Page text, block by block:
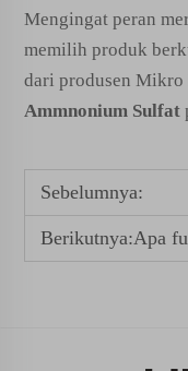
Mengingat peran
memilih produk
dari produsen Mikro
Ammnonium Sulfat
Sebelumnya:
Berikutnya:Apa